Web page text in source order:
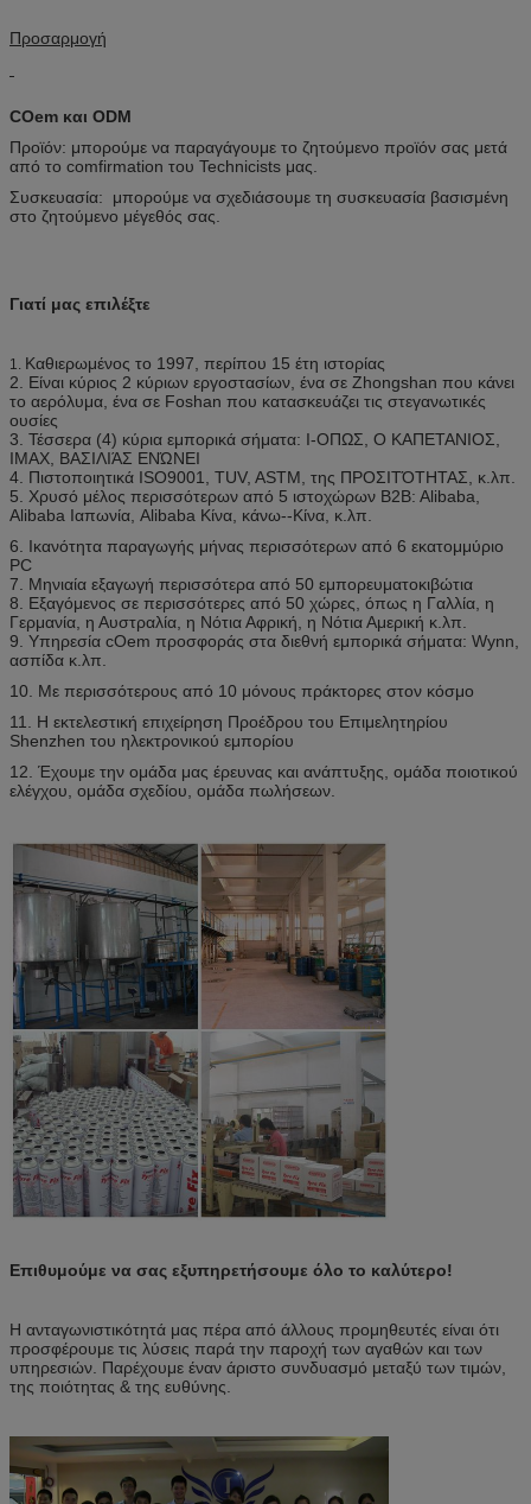
Προσαρμογή
COem και ODM
Προϊόν: μπορούμε να παραγάγουμε το ζητούμενο προϊόν σας μετά
από το comfirmation του Technicists μας.
Συσκευασία: μπορούμε να σχεδιάσουμε τη συσκευασία βασισμένη
στο ζητούμενο μέγεθός σας.
Γιατί μας επιλέξτε
1. Καθιερωμένος το 1997, περίπου 15 έτη ιστορίας
2. Είναι κύριος 2 κύριων εργοστασίων, ένα σε Zhongshan που κάνει
το αερόλυμα, ένα σε Foshan που κατασκευάζει τις στεγανωτικές
ουσίες
3. Τέσσερα (4) κύρια εμπορικά σήματα: Ι-ΟΠΩΣ, Ο ΚΑΠΕΤΑΝΙΟΣ,
IMAX, ΒΑΣΙΛΙΆΣ ΕΝΏΝΕΙ
4. Πιστοποιητικά ISO9001, TUV, ASTM, της ΠΡΟΣΙΤΌΤΗΤΑΣ, κ.λπ.
5. Χρυσό μέλος περισσότερων από 5 ιστοχώρων B2B: Alibaba,
Alibaba Ιαπωνία, Alibaba Κίνα, κάνω--Κίνα, κ.λπ.
6. Ικανότητα παραγωγής μήνας περισσότερων από 6 εκατομμύριο
PC
7. Μηνιαία εξαγωγή περισσότερα από 50 εμπορευματοκιβώτια
8. Εξαγόμενος σε περισσότερες από 50 χώρες, όπως η Γαλλία, η
Γερμανία, η Αυστραλία, η Νότια Αφρική, η Νότια Αμερική κ.λπ.
9. Υπηρεσία cOem προσφοράς στα διεθνή εμπορικά σήματα: Wynn,
ασπίδα κ.λπ.
10. Με περισσότερους από 10 μόνους πράκτορες στον κόσμο
11. Η εκτελεστική επιχείρηση Προέδρου του Επιμελητηρίου
Shenzhen του ηλεκτρονικού εμπορίου
12. Έχουμε την ομάδα μας έρευνας και ανάπτυξης, ομάδα ποιοτικού
ελέγχου, ομάδα σχεδίου, ομάδα πωλήσεων.
Επιθυμούμε να σας εξυπηρετήσουμε όλο το καλύτερο!
Η ανταγωνιστικότητά μας πέρα από άλλους προμηθευτές είναι ότι
προσφέρουμε τις λύσεις παρά την παροχή των αγαθών και των
υπηρεσιών. Παρέχουμε έναν άριστο συνδυασμό μεταξύ των τιμών,
της ποιότητας & της ευθύνης.